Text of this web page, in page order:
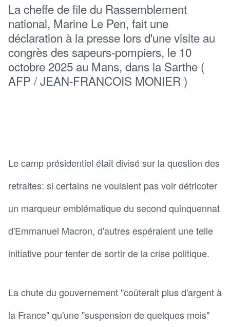
La cheffe de file du Rassemblement
national, Marine Le Pen, fait une
déclaration à la presse lors d'une visite au
congrès des sapeurs-pompiers, le 10
octobre 2025 au Mans, dans la Sarthe (
AFP / JEAN-FRANCOIS MONIER )
Le camp présidentiel était divisé sur la question des
retraites: si certains ne voulaient pas voir détricoter
un marqueur emblématique du second quinquennat
d'Emmanuel Macron, d'autres espéraient une telle
initiative pour tenter de sortir de la crise politique.
La chute du gouvernement "coûterait plus d'argent à
la France" qu'une "suspension de quelques mois"